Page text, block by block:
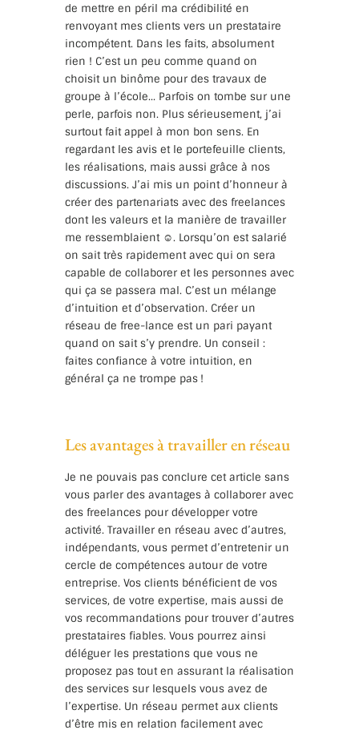
de mettre en péril ma crédibilité en
renvoyant mes clients vers un prestataire
incompétent. Dans les faits, absolument
rien ! C’est un peu comme quand on
choisit un binôme pour des travaux de
groupe à l’école… Parfois on tombe sur une
perle, parfois non. Plus sérieusement, j’ai
surtout fait appel à mon bon sens. En
regardant les avis et le portefeuille clients,
les réalisations, mais aussi grâce à nos
discussions. J’ai mis un point d’honneur à
créer des partenariats avec des freelances
dont les valeurs et la manière de travailler
me ressemblaient ☺️. Lorsqu’on est salarié
on sait très rapidement avec qui on sera
capable de collaborer et les personnes avec
qui ça se passera mal. C’est un mélange
d’intuition et d’observation. Créer un
réseau de free-lance est un pari payant
quand on sait s’y prendre. Un conseil :
faites confiance à votre intuition, en
général ça ne trompe pas !
Les avantages à travailler en réseau
Je ne pouvais pas conclure cet article sans
vous parler des avantages à collaborer avec
des freelances pour développer votre
activité. Travailler en réseau avec d’autres,
indépendants, vous permet d’entretenir un
cercle de compétences autour de votre
entreprise. Vos clients bénéficient de vos
services, de votre expertise, mais aussi de
vos recommandations pour trouver d’autres
prestataires fiables. Vous pourrez ainsi
déléguer les prestations que vous ne
proposez pas tout en assurant la réalisation
des services sur lesquels vous avez de
l’expertise. Un réseau permet aux clients
d’être mis en relation facilement avec